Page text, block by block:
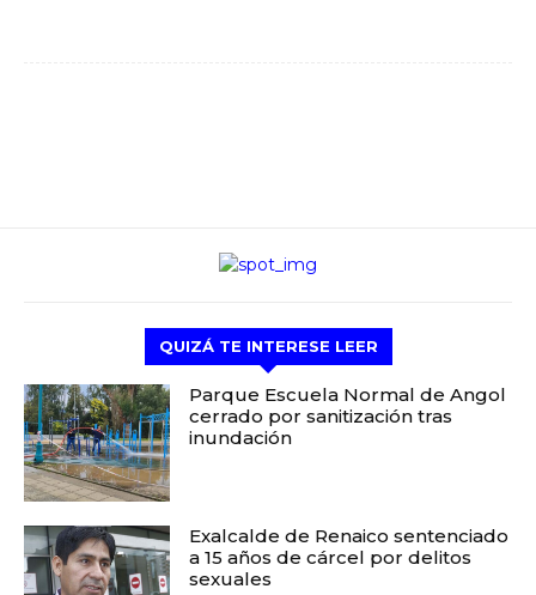
QUIZÁ TE INTERESE LEER
Parque Escuela Normal de Angol
cerrado por sanitización tras
inundación
Exalcalde de Renaico sentenciado
a 15 años de cárcel por delitos
sexuales